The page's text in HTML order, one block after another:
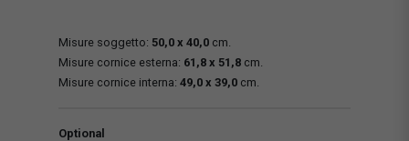
Misure soggetto: 50,0 x 40,0 cm.
Misure cornice esterna: 61,8 x 51,8 cm.
Misure cornice interna: 49,0 x 39,0 cm.
Optional